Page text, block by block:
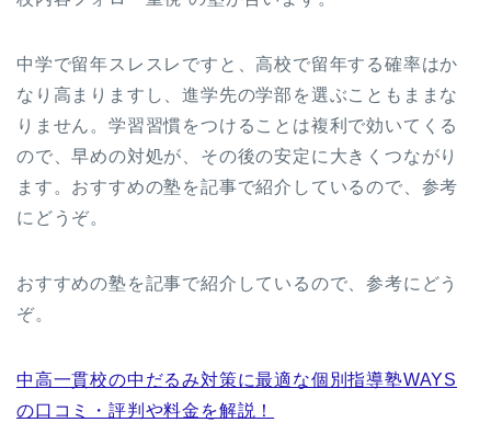
中学で留年スレスレですと、高校で留年する確率はか
なり高まりますし、進学先の学部を選ぶこともままな
りません。学習習慣をつけることは複利で効いてくる
ので、早めの対処が、その後の安定に大きくつながり
ます。おすすめの塾を記事で紹介しているので、参考
にどうぞ。
おすすめの塾を記事で紹介しているので、参考にどう
ぞ。
中高一貫校の中だるみ対策に最適な個別指導塾WAYS
の口コミ・評判や料金を解説！